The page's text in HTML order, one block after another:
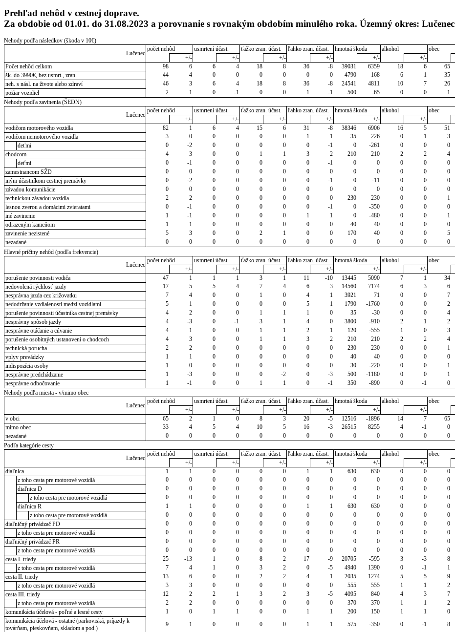
Prehľad nehôd v cestnej doprave.
Za obdobie od 01.01. do 31.08.2023 a porovnanie s rovnakým obdobím minulého roka. Územný okres: Lučenec
Nehody podľa následkov (škoda v 10€)
Lučenec
počet nehôd usmrtení účast. ťažko zran. účast. ľahko zran. účast. hmotná škoda alkohol
obec
+/-
+/- +/- +/- +/- +/-
Počet nehôd celkom
98 6 6 4 18 8 36 -8 39031 6359 18 6 65
šk. do 3990€, bez usmrt., zran.
44 4 0 0 0 0 0 0 4790 168 6 1 35
neh. s násl. na živote alebo zdraví
46 3 6 4 18 8 36 -8 24541 4811 10 7 26
požiar vozidiel
2 1 0 -1 0 0 1 -1 500 -65 0 0 1
Nehody podľa zavinenia (ŠEDN)
Lučenec
počet nehôd usmrtení účast. ťažko zran. účast. ľahko zran. účast. hmotná škoda alkohol
obec
+/-
+/- +/- +/- +/- +/-
vodičom motorového vozidla
82 1 6 4 15 6 31 -8 38346 6906 16 5 51
vodičom nemotorového vozidla
3 0 0 0 0 0 1 -1 35 -226 0 -1 3
deťmi
0 -2 0 0 0 0 0 -1 0 -261 0 0 0
chodcom
4 3 0 0 1 1 3 2 210 210 2 2 4
deťmi
0 -1 0 0 0 0 0 -1 0 0 0 0 0
zamestnancom SŽD
0 0 0 0 0 0 0 0 0 0 0 0 0
iným účastníkom cestnej premávky
0 -2 0 0 0 0 0 -1 0 -11 0 0 0
závadou komunikácie
0 0 0 0 0 0 0 0 0 0 0 0 0
technickou závadou vozidla
2 2 0 0 0 0 0 0 230 230 0 0 1
lesnou zverou a domácimi zvieratami
0 -1 0 0 0 0 0 -1 0 -350 0 0 0
iné zavinenie
1 -1 0 0 0 0 1 1 0 -480 0 0 1
odrazeným kameňom
1 1 0 0 0 0 0 0 40 40 0 0 0
zavinenie nezistené
5 3 0 0 2 1 0 0 170 40 0 0 5
nezadané
0 0 0 0 0 0 0 0 0 0 0 0 0
Hlavné príčiny nehôd (podľa frekvencie)
Lučenec
počet nehôd usmrtení účast. ťažko zran. účast. ľahko zran. účast. hmotná škoda alkohol
obec
+/-
+/- +/- +/- +/- +/-
porušenie povinnosti vodiča
47 1 1 1 3 1 11 -10 13445 5090 7 1 34
nedovolená rýchlosť jazdy
17 5 5 4 7 4 6 3 14560 7174 6 3 6
nesprávna jazda cez križovatku
7 4 0 0 1 0 4 1 3921 71 0 0 7
nedodržanie vzdialenosti medzi vozidlami
5 1 0 0 0 0 5 1 1790 -1760 0 0 2
porušenie povinnosti účastníka cestnej premávky
4 2 0 0 1 1 1 0 35 -30 0 0 4
nesprávny spôsob jazdy
4 -3 0 -1 3 1 4 0 3800 -910 2 1 2
nesprávne otáčanie a cúvanie
4 1 0 0 1 1 2 1 120 -555 1 0 3
porušenie osobitných ustanovení o chodcoch
4 3 0 0 1 1 3 2 210 210 2 2 4
technická porucha
2 2 0 0 0 0 0 0 230 230 0 0 1
vplyv prevádzky
1 1 0 0 0 0 0 0 40 40 0 0 0
indispozícia osoby
1 0 0 0 0 0 0 0 30 -220 0 0 1
nesprávne predchádzanie
1 -3 0 0 0 -2 0 -3 500 -1180 0 0 1
nesprávne odbočovanie
1 -1 0 0 1 1 0 -1 350 -890 0 -1 0
Nehody podľa miesta - v/mimo obec
Lučenec
počet nehôd usmrtení účast. ťažko zran. účast. ľahko zran. účast. hmotná škoda alkohol
obec
+/-
+/- +/- +/- +/- +/-
v obci
65 2 1 0 8 3 20 -5 12516 -1896 14 7 65
mimo obec
33 4 5 4 10 5 16 -3 26515 8255 4 -1 0
nezadané
0 0 0 0 0 0 0 0 0 0 0 0 0
Podľa kategórie cesty
Lučenec
počet nehôd usmrtení účast. ťažko zran. účast. ľahko zran. účast. hmotná škoda alkohol
obec
+/-
+/- +/- +/- +/- +/-
diaľnica
1 1 0 0 0 0 1 1 630 630 0 0 0
z toho cesta pre motorové vozidlá
0 0 0 0 0 0 0 0 0 0 0 0 0
diaľnica D
0 0 0 0 0 0 0 0 0 0 0 0 0
z toho cesta pre motorové vozidlá
0 0 0 0 0 0 0 0 0 0 0 0 0
diaľnica R
1 1 0 0 0 0 1 1 630 630 0 0 0
z toho cesta pre motorové vozidlá
0 0 0 0 0 0 0 0 0 0 0 0 0
diaľničný privádzač PD
0 0 0 0 0 0 0 0 0 0 0 0 0
z toho cesta pre motorové vozidlá
0 0 0 0 0 0 0 0 0 0 0 0 0
diaľničný privádzač PR
0 0 0 0 0 0 0 0 0 0 0 0 0
z toho cesta pre motorové vozidlá
0 0 0 0 0 0 0 0 0 0 0 0 0
cesta I. triedy
25 -13 1 0 8 2 17 -9 20705 -595 3 -3 8
z toho cesta pre motorové vozidlá
7 4 1 0 3 2 0 -5 4940 1390 0 -1 1
cesta II. triedy
13 6 0 0 2 2 4 1 2035 1274 5 5 9
z toho cesta pre motorové vozidlá
3 3 0 0 0 0 0 0 555 555 1 1 2
cesta III. triedy
12 2 2 1 3 2 3 -5 4095 840 4 3 7
z toho cesta pre motorové vozidlá
2 2 0 0 0 0 0 0 370 370 1 1 2
komunikácia účelová - poľné a lesné cesty
1 0 1 1 0 0 1 1 200 150 1 1 0
komunikácia účelová - ostatné (parkoviská, príjazdy k
továrňam, pieskovňam, skladom a pod.)
9 1 0 0 0 0 1 1 575 -350 0 -1 8